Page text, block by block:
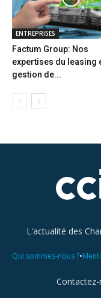
ENTREPRISES
Factum Group: Nos
expertises du leasing
gestion de...
L'actualité des
Qui sommes-nous ?•
Contactez-